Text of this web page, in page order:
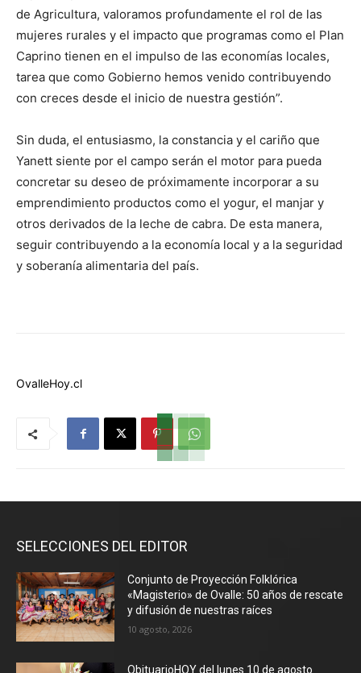
de Agricultura, valoramos profundamente el rol de las
mujeres rurales y el impacto que programas como el Plan
Caprino tienen en el impulso de las economías locales,
tarea que como Gobierno hemos venido contribuyendo
con creces desde el inicio de nuestra gestión”.
Sin duda, el entusiasmo, la constancia y el cariño que
Yanett siente por el campo serán el motor para pueda
concretar su deseo de próximamente incorporar a su
emprendimiento productos como el yogur, el manjar y
otros derivados de la leche de cabra. De esta manera,
seguir contribuyendo a la economía local y a la seguridad
y soberanía alimentaria del país.
OvalleHoy.cl